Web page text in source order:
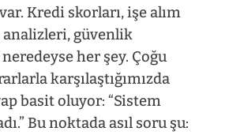
Kredi skorları, işe alım
güvenlik
her şey. Çoğu
karşılaştığımızda
basit oluyor: “Sistem
Bu noktada asıl soru şu: